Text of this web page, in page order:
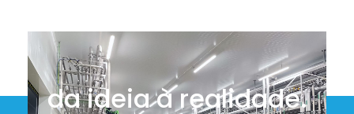
da ideia à realidade.